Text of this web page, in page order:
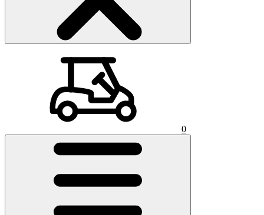
ショッピングカート 0)
0